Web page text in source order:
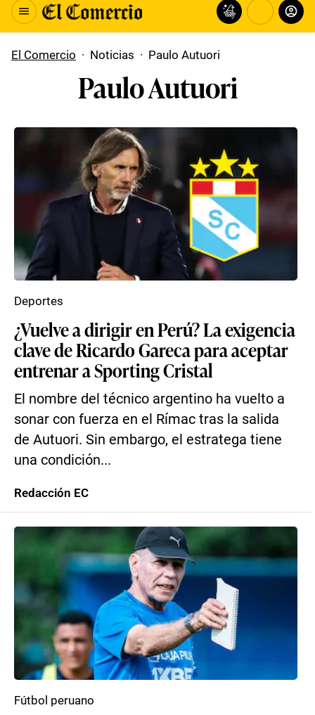
El Comercio · Noticias · Paulo Autuori
Paulo Autuori
¿Vuelve a dirigir en Perú? La exigencia
clave de Ricardo Gareca para aceptar
entrenar a Sporting Cristal
El nombre del técnico argentino ha vuelto a
sonar con fuerza en el Rímac tras la salida
de Autuori. Sin embargo, el estratega tiene
una condición...
Deportes
Redacción EC
Fútbol peruano